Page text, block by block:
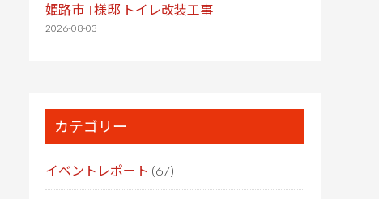
姫路市 T様邸 トイレ改装工事
2026-08-03
カテゴリー
イベントレポート (67)